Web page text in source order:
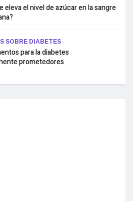
eleva el nivel de azúcar en la sangre
SOBRE DIABETES
para la diabetes
prometedores